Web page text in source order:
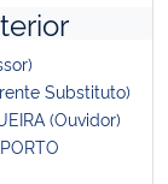
Substituto)
(Ouvidor)